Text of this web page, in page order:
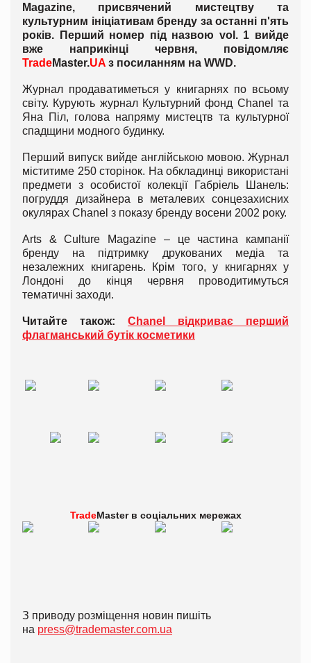
Magazine, присвячений мистецтву та
культурним ініціативам бренду за останні п'ять
років. Перший номер під назвою vol. 1 вийде
вже наприкінці червня, повідомляє
TradeMaster.UA з посиланням на WWD.
Журнал продаватиметься у книгарнях по всьому
світу. Курують журнал Культурний фонд Chanel та
Яна Піл, голова напряму мистецтв та культурної
спадщини модного будинку.
Перший випуск вийде англійською мовою. Журнал
міститиме 250 сторінок. На обкладинці використані
предмети з особистої колекції Габріель Шанель:
погруддя дизайнера в металевих сонцезахисних
окулярах Chanel з показу бренду восени 2002 року.
Arts & Culture Magazine – це частина кампанії
бренду на підтримку друкованих медіа та
незалежних книгарень. Крім того, у книгарнях у
Лондоні до кінця червня проводитимуться
тематичні заходи.
Читайте також: Chanel відкриває перший
флагманський бутік косметики
TradeMaster в соціальних мережах
З приводу розміщення новин пишіть
на press@trademaster.com.ua